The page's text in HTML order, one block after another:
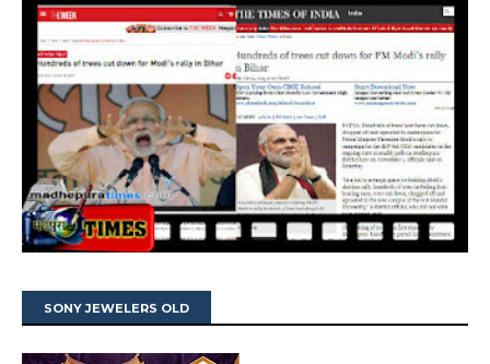
SONY JEWELERS OLD